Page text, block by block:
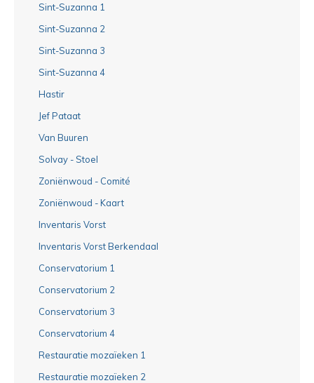
Sint-Suzanna 1
Sint-Suzanna 2
Sint-Suzanna 3
Sint-Suzanna 4
Hastir
Jef Pataat
Van Buuren
Solvay - Stoel
Zoniënwoud - Comité
Zoniënwoud - Kaart
Inventaris Vorst
Inventaris Vorst Berkendaal
Conservatorium 1
Conservatorium 2
Conservatorium 3
Conservatorium 4
Restauratie mozaïeken 1
Restauratie mozaïeken 2